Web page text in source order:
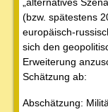
„alternatives
(bzw. spätestens
europäisch-
sich den
Erweiterung
Schätzung ab:
Abschätzung: